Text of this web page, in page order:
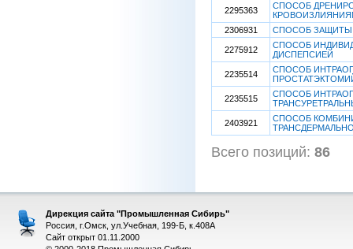
2295363
СПОСОБ
2306931
СПОСОБ ЗАЩИТЫ
2275912
СПОСОБ
ДИСПЕПСИЕЙ
2235514
СПОСОБ
2235515
СПОСОБ
2403921
СПОСОБ
Всего позиций: 86
Дирекция сайта "Промышленная Сибирь"
Россия, г.Омск, ул.Учебная, 199-Б, к.408А
Сайт открыт 01.11.2000